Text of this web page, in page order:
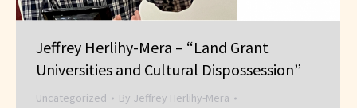
Jeffrey Herlihy-Mera – “Land Grant
Universities and Cultural Dispossession”
Uncategorized By Jeffrey Herlihy-Mera